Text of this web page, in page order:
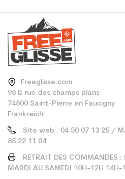
Freeglisse.com
98 B rue des champs plans
74800 Saint-Pierre en Faucigny
Frankreich
Site web : 04 50 07 13 25 /
85 22 11 04
RETRAIT DES COMMANDES
MARDI AU SAMEDI 10H-12H 14H-